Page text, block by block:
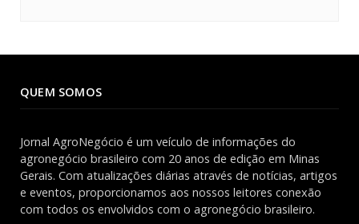
QUEM SOMOS
Jornal AgroNegócio é um veículo de informações do
agronegócio brasileiro com 20 anos de edição em Minas
Gerais. Com atualizações diárias através de notícias, artigos
e eventos, proporcionamos aos nossos leitores conexão
com todos os envolvidos com o agronegócio brasileiro.